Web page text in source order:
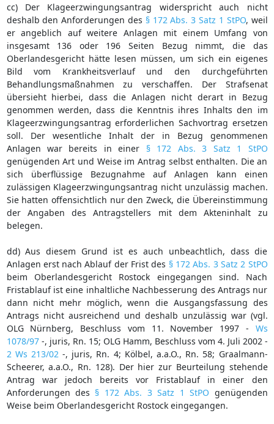
cc) Der Klageerzwingungsantrag widerspricht auch nicht
deshalb den Anforderungen des § 172 Abs. 3 Satz 1 StPO, weil
er angeblich auf weitere Anlagen mit einem Umfang von
insgesamt 136 oder 196 Seiten Bezug nimmt, die das
Oberlandesgericht hätte lesen müssen, um sich ein eigenes
Bild vom Krankheitsverlauf und den durchgeführten
Behandlungsmaßnahmen zu verschaffen. Der Strafsenat
übersieht hierbei, dass die Anlagen nicht derart in Bezug
genommen werden, dass die Kenntnis ihres Inhalts den im
Klageerzwingungsantrag erforderlichen Sachvortrag ersetzen
soll. Der wesentliche Inhalt der in Bezug genommenen
Anlagen war bereits in einer § 172 Abs. 3 Satz 1 StPO
genügenden Art und Weise im Antrag selbst enthalten. Die an
sich überflüssige Bezugnahme auf Anlagen kann einen
zulässigen Klageerzwingungsantrag nicht unzulässig machen.
Sie hatten offensichtlich nur den Zweck, die Übereinstimmung
der Angaben des Antragstellers mit dem Akteninhalt zu
belegen.
dd) Aus diesem Grund ist es auch unbeachtlich, dass die
Anlagen erst nach Ablauf der Frist des § 172 Abs. 3 Satz 2 StPO
beim Oberlandesgericht Rostock eingegangen sind. Nach
Fristablauf ist eine inhaltliche Nachbesserung des Antrags nur
dann nicht mehr möglich, wenn die Ausgangsfassung des
Antrags nicht ausreichend und deshalb unzulässig war (vgl.
OLG Nürnberg, Beschluss vom 11. November 1997 - Ws
1078/97-, juris, Rn. 15; OLG Hamm, Beschluss vom 4. Juli 2002 -
2 Ws 213/02 -, juris, Rn. 4; Kölbel, a.a.O., Rn. 58; Graalmann-
Scheerer, a.a.O., Rn. 128). Der hier zur Beurteilung stehende
Antrag war jedoch bereits vor Fristablauf in einer den
Anforderungen des § 172 Abs. 3 Satz 1 StPO genügenden
Weise beim Oberlandesgericht Rostock eingegangen.